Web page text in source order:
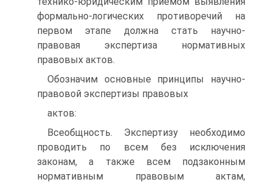
формально-логических противоречий на
первом этапе должна стать научно-
правовая экспертиза нормативных
правовых актов.
Обозначим основные принципы научно-
правовой экспертизы правовых
актов:
Всеобщность. Экспертизу необходимо
проводить по всем без исключения
законам, а также всем подзаконным
нормативным правовым актам,